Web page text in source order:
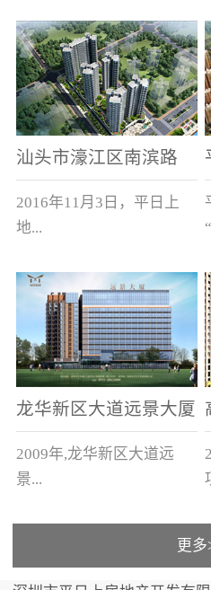
汕头市濠江区南滨路
2016年11月3日，平日上
地...
产以4.328亿元，在与保
利、中海、恒大、碧桂
园、龙光等品牌开发商的
竞争中，竞得汕头市濠江...
龙华新区大道远景大厦
及远景家园
2009年,龙华新区大道远
景...
大厦及远景家园3栋住宅1
栋商务大厦，建筑面积5万
更多